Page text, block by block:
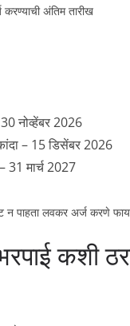
करण्याची अंतिम तारीख
30 नोव्हेंबर 2026
– 15 डिसेंबर 2026
31 मार्च 2027
न पाहता लवकर अर्ज करणे
कशी